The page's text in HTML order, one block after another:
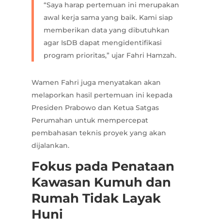
“Saya harap pertemuan ini merupakan
awal kerja sama yang baik. Kami siap
memberikan data yang dibutuhkan
agar IsDB dapat mengidentifikasi
program prioritas,” ujar Fahri Hamzah.
Wamen Fahri juga menyatakan akan
melaporkan hasil pertemuan ini kepada
Presiden Prabowo dan Ketua Satgas
Perumahan untuk mempercepat
pembahasan teknis proyek yang akan
dijalankan.
Fokus pada Penataan
Kawasan Kumuh dan
Rumah Tidak Layak
Huni